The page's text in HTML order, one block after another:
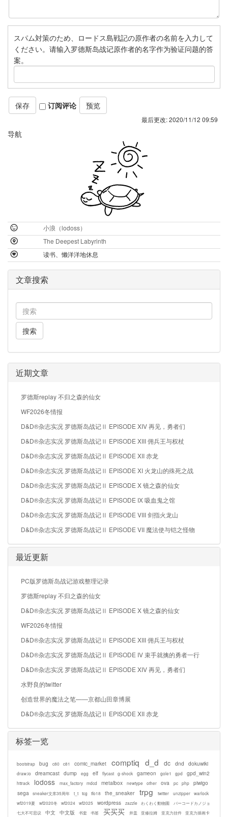
スパム対策のため、ロードス島戦記の原作者の名前を入力して
ください。请输入罗德斯岛战记原作者的名字作为验证问题的答
案。
订阅评论
最后更改:2020/11/12 09:59
导航
小浪（lodoss）
The Deepest Labyrinth
读书、懒洋洋地休息
文章搜索
搜索
近期文章
罗德斯replay 不归之森的仙女
WF2026冬情报
D&D®杂志实况 罗德斯岛战记Ⅱ EPISODE XIV 再见，勇者们
D&D®杂志实况 罗德斯岛战记Ⅱ EPISODE XIII 佣兵王与权杖
D&D®杂志实况 罗德斯岛战记Ⅱ EPISODE XII 赤龙
D&D®杂志实况 罗德斯岛战记Ⅱ EPISODE XI 火龙山的殊死之战
D&D®杂志实况 罗德斯岛战记Ⅱ EPISODE X 镜之森的仙女
D&D®杂志实况 罗德斯岛战记Ⅱ EPISODE IX 吸血鬼之馆
D&D®杂志实况 罗德斯岛战记Ⅱ EPISODE VIII 剑指火龙山
D&D®杂志实况 罗德斯岛战记Ⅱ EPISODE VII 魔法使与铠之怪物
最近更新
PC版罗德斯岛战记游戏整理记录
罗德斯replay 不归之森的仙女
D&D®杂志实况 罗德斯岛战记Ⅱ EPISODE X 镜之森的仙女
WF2026冬情报
D&D®杂志实况 罗德斯岛战记Ⅱ EPISODE XIII 佣兵王与权杖
D&D®杂志实况 罗德斯岛战记Ⅱ EPISODE IV 束手就擒的勇者一行
D&D®杂志实况 罗德斯岛战记Ⅱ EPISODE XIV 再见，勇者们
水野良的twitter
创造世界的魔法之笔——京都山田章博展
D&D®杂志实况 罗德斯岛战记Ⅱ EPISODE XII 赤龙
标签一览
bootstrap bug c80 c81 comic_market comptiq d_d dc dnd dokuwiki
draw.io dreamcast dump egg elf flycast g-shock gameon gole1 gpd gpd_win2
httrack lodoss max_factory mdcd metalbox newtype other ova pc php
piwigo
sega
sneaker文库35周年 t_t tcg tfo18 the_sneaker trpg twitter unzipper
warlock
wf2019夏
wf2020冬 wf2024 wf2025 wordpress zazzle わくわく動物園
バーコードカノジョ
七大不可思议
中文 中文版 书套 书签 买买买 井盖 亚修拉姆 亚克力挂件
亚克力插画卡